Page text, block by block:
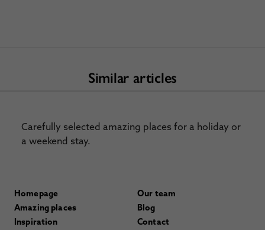
Similar articles
Carefully selected amazing places for a holiday or
a weekend stay.
Homepage
Amazing places
Inspiration
Our team
Blog
Contact